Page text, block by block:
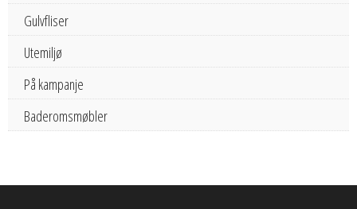
Gulvfliser
Utemiljø
På kampanje
Baderomsmøbler